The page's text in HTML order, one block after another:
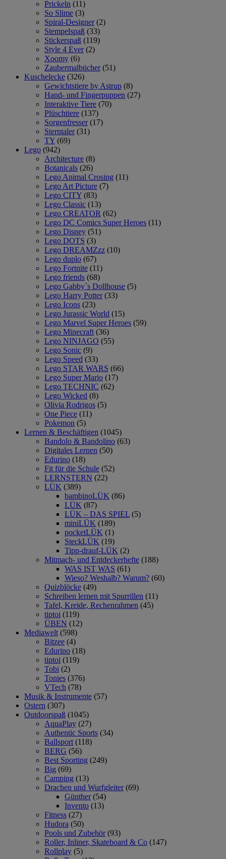
Prickeln (11)
So Slime (3)
Spiral-Designer (2)
Stempelspaß (33)
Stickerspaß (119)
Style 4 Ever (2)
Xoomy (6)
Zaubermalbücher (51)
Kuschelecke (326)
Gewichtstiere by Astrup (8)
Hand- und Fingerpuppen (27)
Interaktive Tiere (70)
Plüschtiere (137)
Sorgenfresser (17)
Sterntaler (31)
TY (69)
Lego (942)
Architecture (8)
Botanicals (26)
Lego Animal Crosing (11)
Lego Art Picture (7)
Lego CITY (83)
Lego Classic (13)
Lego CREATOR (62)
Lego DC Comics Super Heroes (11)
Lego Disney (51)
Lego DOTS (3)
Lego DREAMZzz (10)
Lego duplo (67)
Lego Fortnite (11)
Lego friends (68)
Lego Gabby´s Dollhouse (5)
Lego Harry Potter (33)
Lego Icons (23)
Lego Jurassic World (15)
Lego Marvel Super Heroes (59)
Lego Minecraft (36)
Lego NINJAGO (55)
Lego Sonic (9)
Lego Speed (33)
Lego STAR WARS (66)
Lego Super Mario (17)
Lego TECHNIC (62)
Lego Wicked (8)
Olivia Rodrigos (5)
One Piece (11)
Pokemon (5)
Lernen & Beschäftigen (1045)
Bandolo & Bandolino (63)
Digitales Lernen (50)
Edurino (18)
Fit für die Schule (52)
LERNSTERN (22)
LÜK (389)
bambinoLÜK (86)
LÜK (87)
LÜK – DAS SPIEL (5)
miniLÜK (189)
pocketLÜK (1)
SteckLÜK (19)
Tipp-drauf-LÜK (2)
Mitmach- und Entdeckerhefte (188)
WAS IST WAS (61)
Wieso? Weshalb? Warum? (60)
Quizblöcke (49)
Schreiben lernen mit Spurrillen (11)
Tafel, Kreide, Rechenrahmen (45)
tiptoi (119)
ÜBEN (12)
Mediawelt (598)
Bitzee (4)
Edurino (18)
tiptoi (119)
Tobi (2)
Tonies (376)
VTech (78)
Musik & Instrumente (57)
Ostern (307)
Outdoorspaß (1045)
AquaPlay (27)
Authentic Sports (34)
Ballsport (118)
BERG (56)
Best Sporting (249)
Big (69)
Camping (13)
Drachen und Wurfgleiter (69)
Günther (54)
Invento (13)
Fitness (27)
Hudora (50)
Pools und Zubehör (93)
Roller, Inliner, Skateboard & Co (147)
Rollplay (5)